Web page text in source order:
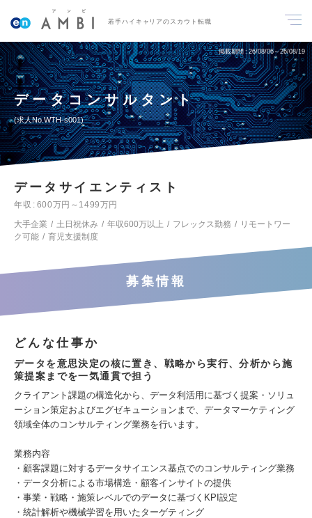
若手ハイキャリアのスカウト転職
掲載期間 26/08/06～26/08/19
データコンサルタント
求人No.WTH-s001
データサイエンティスト
年収
600万円～1499万円
大手企業
土日祝休み 年収600万以上 フレックス勤務
リモートワー
ク可能
育児支援制度
募集情報
どんな仕事か
データを意思決定の核に置き、戦略から実行、分析から施
策提案までを一気通貫で担う
クライアント課題の構造化から、データ利活用に基づく提案・ソリュ
ーション策定およびエグゼキューションまで、データマーケティング
領域全体のコンサルティング業務を行います。
業務内容
・顧客課題に対するデータサイエンス基点でのコンサルティング業務
・データ分析による市場構造・顧客インサイトの提供
・事業・戦略・施策レベルでのデータに基づくKPI設定
・統計解析や機械学習を用いたターゲティング